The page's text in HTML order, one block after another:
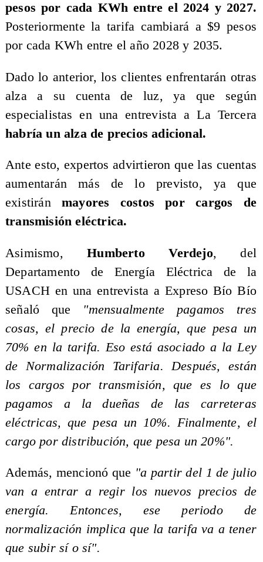
pesos por cada KWh entre el 2024 y 2027.
Posteriormente la tarifa cambiará a $9 pesos
por cada KWh entre el año 2028 y 2035.
Dado lo anterior, los clientes enfrentarán otras
alza a su cuenta de luz, ya que según
especialistas en una entrevista a La Tercera
habría un alza de precios adicional.
Ante esto, expertos advirtieron que las cuentas
aumentarán más de lo previsto, ya que
existiránmayores costos por cargos de
transmisión eléctrica.
Asimismo,Humberto Verdejo, del
Departamento de Energía Eléctrica de la
USACH en una entrevista a Expreso Bío Bío
señaló que "mensualmente pagamos tres
cosas, el precio de la energía, que pesa un
70% en la tarifa. Eso está asociado a la Ley
de Normalización Tarifaria. Después, están
los cargos por transmisión, que es lo que
pagamos a la dueñas de las carreteras
eléctricas, que pesa un 10%. Finalmente, el
cargo por distribución, que pesa un 20%".
Además, mencionó que "a partir del 1 de julio
van a entrar a regir los nuevos precios de
energía. Entonces, ese periodo de
normalización implica que la tarifa va a tener
que subir sí o sí".